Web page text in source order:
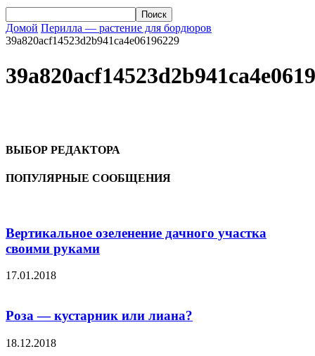
Домой Перилла — растение для бордюров
39a820acf14523d2b941ca4e06196229
ВЫБОР РЕДАКТОРА
ПОПУЛЯРНЫЕ СООБЩЕНИЯ
Вертикальное озеленение дачного участка
своими руками
17.01.2018
Роза — кустарник или лиана?
18.12.2018